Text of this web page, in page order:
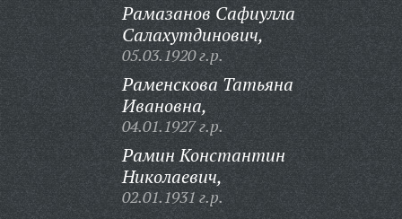
Рамазанов Сафиулла
Салахутдинович,
05.03.1920 г.р.
Раменскова Татьяна
Ивановна,
04.01.1927 г.р.
Рамин Константин
Николаевич,
02.01.1931 г.р.